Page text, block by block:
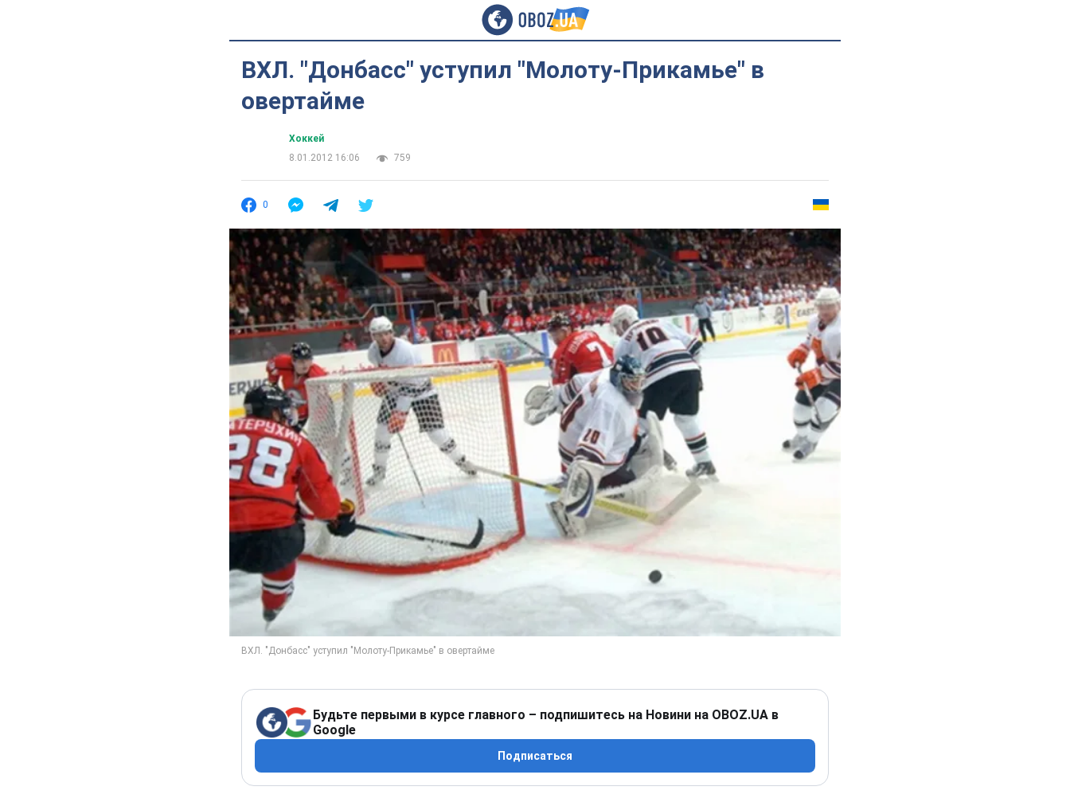
ВХЛ. "Донбасс" уступил "Молоту-Прикамье" в
овертайме
Хоккей
8.01.2012 16:06
759
0
Будьте первыми в курсе главного – подпишитесь на Новини на OBOZ.UA в
Google
Подписаться